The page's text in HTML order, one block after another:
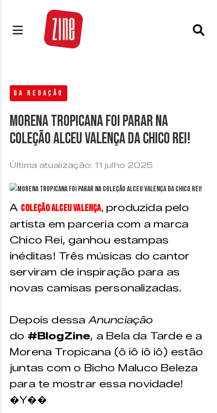
DA REDAÇÃO
Morena Tropicana foi parar na
coleção Alceu Valença da Chico Rei!
Última atualização: 11 julho 2025
A coleção Alceu Valença,produzida pelo
artista em parceria com a marca
Chico Rei, ganhou estampas
inéditas! Três músicas do cantor
serviram de inspiração para as
novas camisas personalizadas.
Depois dessaAnunciação
do #BlogZine, a Bela da Tarde e a
Morena Tropicana (ô iô iô iô) estão
juntas com o Bicho Maluco Beleza
para te mostrar essa novidade!
�Y��